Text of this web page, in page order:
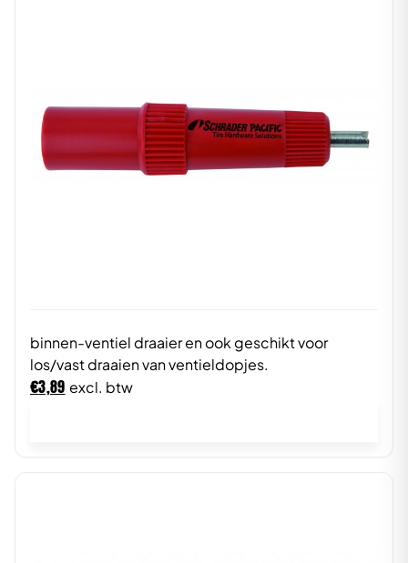
binnen-ventiel draaier en ook geschikt voor
los/vast draaien van ventieldopjes.
€3,89 excl. btw